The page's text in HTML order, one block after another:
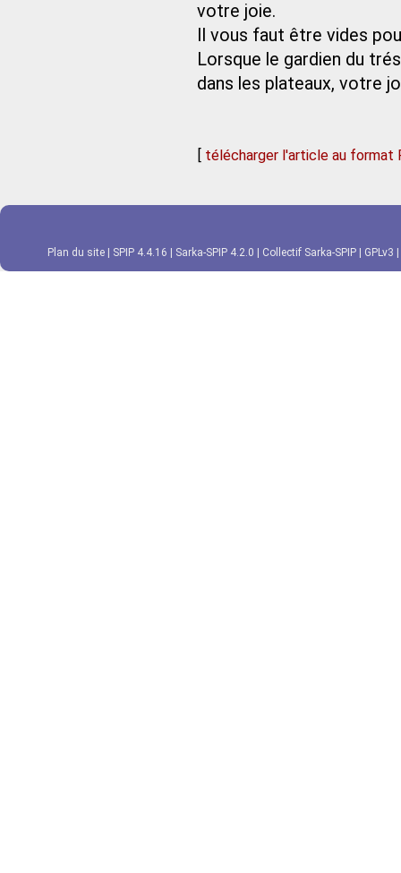
votre joie.
Il vous faut être vides
Lorsque le gardien du
dans les plateaux, votre
[ télécharger l'article au format
Plan du site SPIP 4.4.16 Sarka-SPIP 4.2.0 Collectif Sarka-SPIP GPLv3